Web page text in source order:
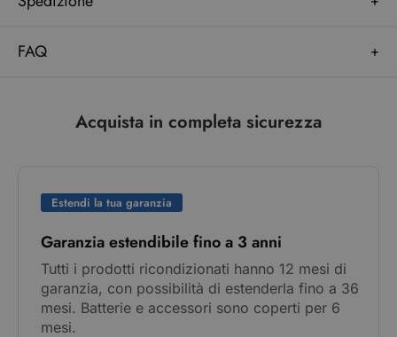
FAQ
Acquista in completa sicurezza
Estendi la tua garanzia
Garanzia estendibile fino a 3 anni
Tutti i prodotti ricondizionati hanno 12 mesi di
garanzia, con possibilità di estenderla fino a 36
mesi. Batterie e accessori sono coperti per 6
mesi.